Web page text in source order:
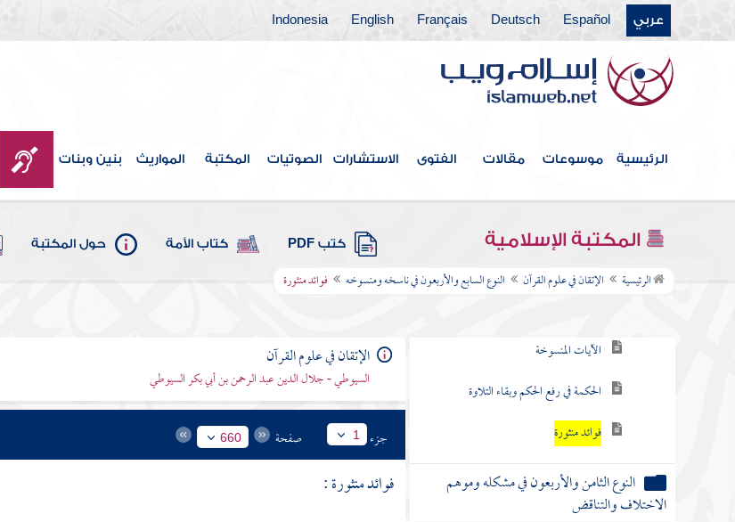
عربي Español
Deutsch
Français
English
Indonesia
الرئيسية موسوعات مقالات الفتوى الاستشارات الصوتيات المكتبة المواريث بنين وبنات
المكتبة الإسلامية كتب PDF كتاب الأمة حول المكتبة
الرئيسية الإتقان في علوم القرآن النوع السابع والأربعون في ناسخه ومنسوخه فوائد منثورة
النوع الثاني والأربعون في قواعد مهمة يحتاج
المفسر إلى معرفتها
النوع الثالث والأربعون في المحكم والمتشابه
ومؤخره
النوع الخامس والأربعون في عامه وخاصه
النوع السادس والأربعون في مجمله ومبينه
النوع السابع والأربعون في ناسخه ومنسوخه
الآيات المنسوخة
الحكمة في رفع الحكم وبقاء التلاوة
فوائد منثورة
النوع الثامن والأربعون في مشكله وموهم
الاختلاف والتناقض
الإتقان في علوم القرآن
السيوطي - جلال الدين عبد الرحمن بن أبي بكر السيوطي
جزء 1 صفحة 660
فوائد منثورة :